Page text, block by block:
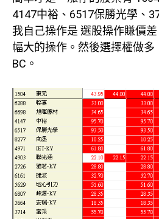
4147中裕、6517保勝光學、
我自己操作是 選股操作賺價
幅大的操作。然後選擇權做多
BC。